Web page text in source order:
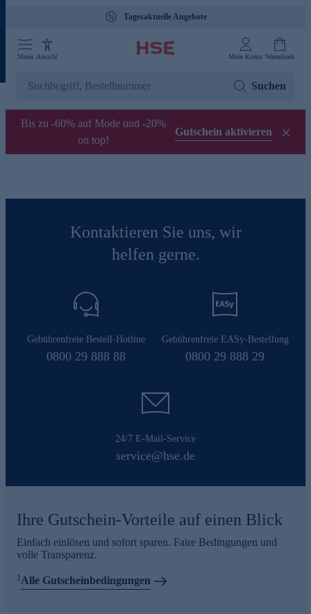
Tagesaktuelle Angebote
Menü Ansicht Mein Konto Warenkorb
Suchen
Bis zu -60% auf Mode und -20%
on top!
Gutschein aktivieren
Kontaktieren Sie uns, wir
helfen gerne.
Gebührenfreie Bestell-Hotline
0800 29 888 88
Gebührenfreie EASy-Bestellung
0800 29 888 29
24/7 E-Mail-Service
service@hse.de
Ihre Gutschein-Vorteile auf einen Blick
Einfach einlösen und sofort sparen. Faire Bedingungen und
volle Transparenz.
1Alle Gutscheinbedingungen